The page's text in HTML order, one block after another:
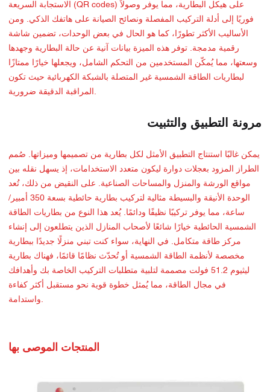
الاستجابة السريعة (QR codes) على هيكل البطارية، مما يوفر وصولاً
فوريًا إلى أدلة التركيب المفصلة ونصائح الصيانة على هاتفك الذكي. ومن
الأساليب الأكثر تطورًا، كما هو الحال في بعض الوحدات، تضمين شاشة
رقمية مدمجة. توفر هذه الميزة بيانات آنية عن حالة البطارية وجهدها
وسعتها، مما يُمكّن المستخدمين من التحكم الشامل، ويجعلها خيارًا ممتازًا
لبطاريات الطاقة الشمسية غير المتصلة بالشبكة الكهربائية حيث تكون
المراقبة الدقيقة ضرورية.
مرونة التطبيق والتثبيت
يمكن غالبًا استنتاج التطبيق الأمثل لكل بطارية من تصميمها وميزاتها. صُمم
الطراز المزود بعجلات دوارة ليكون متعدد الاستخدامات، إذ يسهل نقله بين
مواقع الورشة والمنزل والمساحات الصناعية. على النقيض من ذلك، تُعد
الوحدة الأنيقة والبسيطة مثالية لتركيب بطارية حائطية بسعة 350 أمبير/
ساعة، مما يوفر تركيبًا نظيفًا ودائمًا. يُعد هذا النوع من بطاريات الطاقة
الشمسية الحائطية خيارًا شائعًا لأصحاب المنازل الذين يتطلعون إلى إنشاء
مركز طاقة متكامل. في النهاية، سواء كنت تبني منزلًا جديدًا ببطارية
مخصصة لأنظمة الطاقة الشمسية أو تُحدّث نظامًا قائمًا، فهناك بطارية
ليثيوم 51.2 فولت مصممة لتلبية متطلبات التركيب الخاصة بك وأهدافك
في مجال الطاقة، مما يُمثل خطوة قوية نحو مستقبل أكثر كفاءة
واستدامة.
المنتجات الموصى بها